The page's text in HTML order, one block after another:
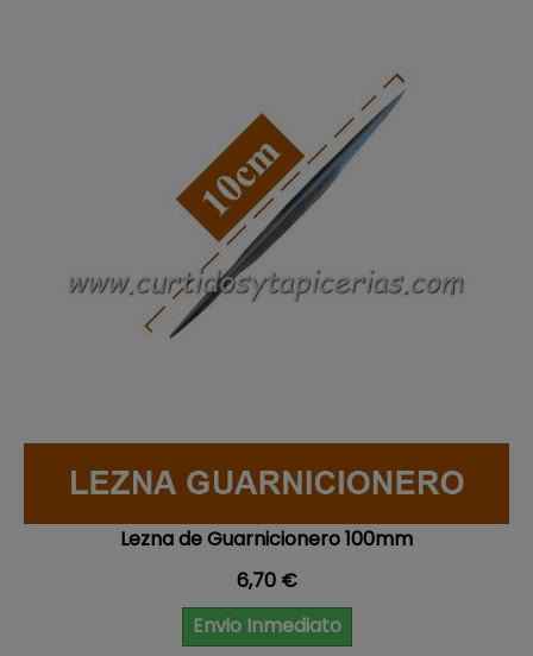
Lezna de Guarnicionero 100mm
Precio
6,70 €
Envio Inmediato